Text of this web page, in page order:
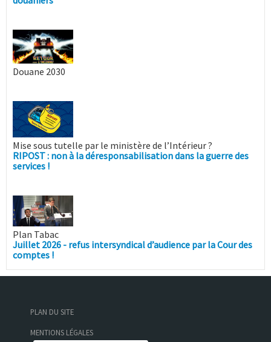
Douane 2030
Mise sous tutelle par le ministère de l’Intérieur ?
RIPOST : non à la déresponsabilisation dans la guerre des
services !
Plan Tabac
Juillet 2026 - refus intersyndical d’audience par la Cour des
comptes !
PLAN DU SITE
MENTIONS LÉGALES